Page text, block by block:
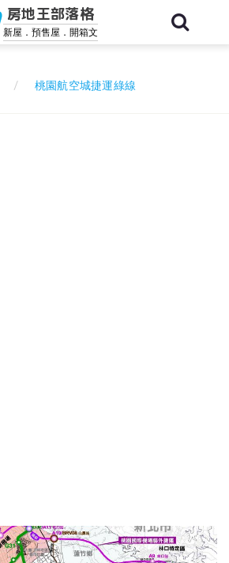
房地王部落格
新屋．預售屋．開箱文
桃園航空城捷運綠線